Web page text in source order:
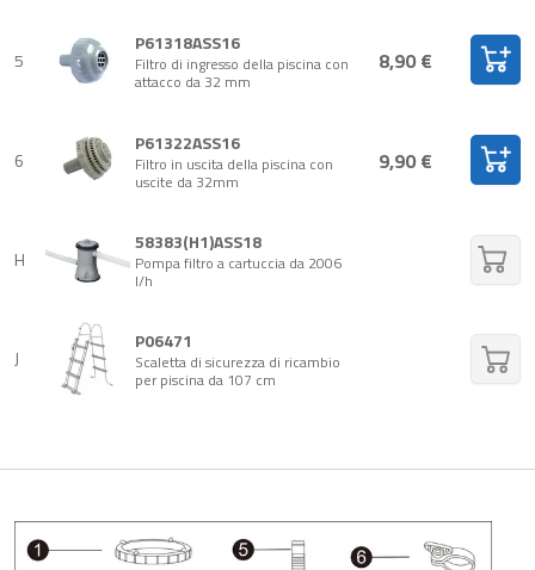
5
P61318ASS16
Filtro di ingresso della piscina con
attacco da 32 mm
8,90 €
6
P61322ASS16
Filtro in uscita della piscina con
uscite da 32mm
9,90 €
H
58383(H1)ASS18
Pompa filtro a cartuccia da 2006
l/h
J
P06471
Scaletta di sicurezza di ricambio
per piscina da 107 cm